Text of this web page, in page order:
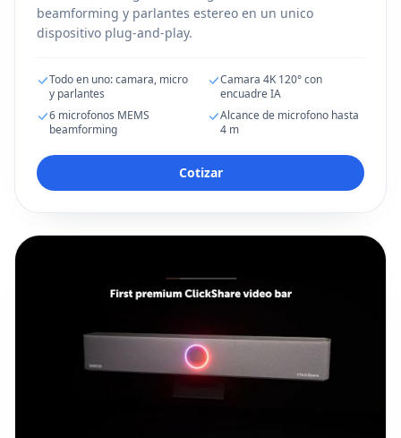
beamforming y parlantes estereo en un unico
dispositivo plug-and-play.
Todo en uno: camara, micro
y parlantes
Camara 4K 120° con
encuadre IA
6 microfonos MEMS
beamforming
Alcance de microfono hasta
4 m
Cotizar